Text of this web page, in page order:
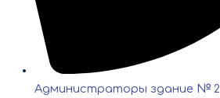
Администраторы здание № 2